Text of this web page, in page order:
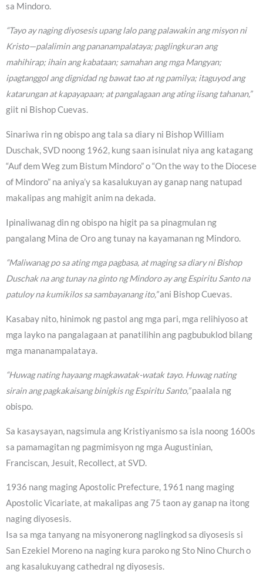
sa Mindoro.
“Tayo ay naging diyosesis upang lalo pang palawakin ang misyon ni
Kristo—palalimin ang pananampalataya; paglingkuran ang
mahihirap; ihain ang kabataan; samahan ang mga Mangyan;
ipagtanggol ang dignidad ng bawat tao at ng pamilya; itaguyod ang
katarungan at kapayapaan; at pangalagaan ang ating iisang tahanan,”
giit ni Bishop Cuevas.
Sinariwa rin ng obispo ang tala sa diary ni Bishop William
Duschak, SVD noong 1962, kung saan isinulat niya ang katagang
“Auf dem Weg zum Bistum Mindoro” o “On the way to the Diocese
of Mindoro” na aniya’y sa kasalukuyan ay ganap nang natupad
makalipas ang mahigit anim na dekada.
Ipinaliwanag din ng obispo na higit pa sa pinagmulan ng
pangalang Mina de Oro ang tunay na kayamanan ng Mindoro.
“Maliwanag po sa ating mga pagbasa, at maging sa diary ni Bishop
Duschak na ang tunay na ginto ng Mindoro ay ang Espiritu Santo na
patuloy na kumikilos sa sambayanang ito,”ani Bishop Cuevas.
Kasabay nito, hinimok ng pastol ang mga pari, mga relihiyoso at
mga layko na pangalagaan at panatilihin ang pagbubuklod bilang
mga mananampalataya.
“Huwag nating hayaang magkawatak-watak tayo. Huwag nating
sirain ang pagkakaisang binigkis ng Espiritu Santo,”paalala ng
obispo.
Sa kasaysayan, nagsimula ang Kristiyanismo sa isla noong 1600s
sa pamamagitan ng pagmimisyon ng mga Augustinian,
Franciscan, Jesuit, Recollect, at SVD.
1936 nang maging Apostolic Prefecture, 1961 nang maging
Apostolic Vicariate, at makalipas ang 75 taon ay ganap na itong
naging diyosesis.
Isa sa mga tanyang na misyonerong naglingkod sa diyosesis si
San Ezekiel Moreno na naging kura paroko ng Sto Nino Church o
ang kasalukuyang cathedral ng diyosesis.